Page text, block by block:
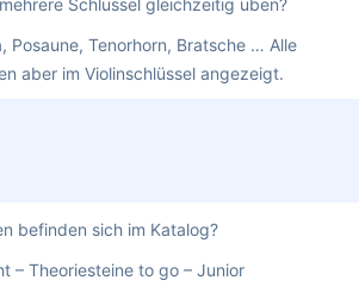
Schlüssel gleichzeitig üben?
Posaune, Tenorhorn, Bratsche … Alle
aber im Violinschlüssel angezeigt.
befinden sich im Katalog?
– Theoriesteine to go – Junior